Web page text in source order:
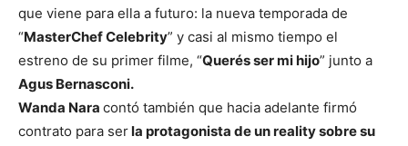
que viene para ella a futuro: la nueva temporada de
“MasterChef Celebrity” y casi al mismo tiempo el
estreno de su primer filme, “Querés ser mi hijo” junto a
Agus Bernasconi.
Wanda Nara contó también que hacia adelante firmó
contrato para serla protagonista de un reality sobre su